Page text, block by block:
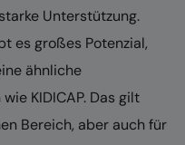
Unterstützung.
es großes Potenzial,
ähnliche
KIDICAP. Das gilt
Bereich, aber auch für